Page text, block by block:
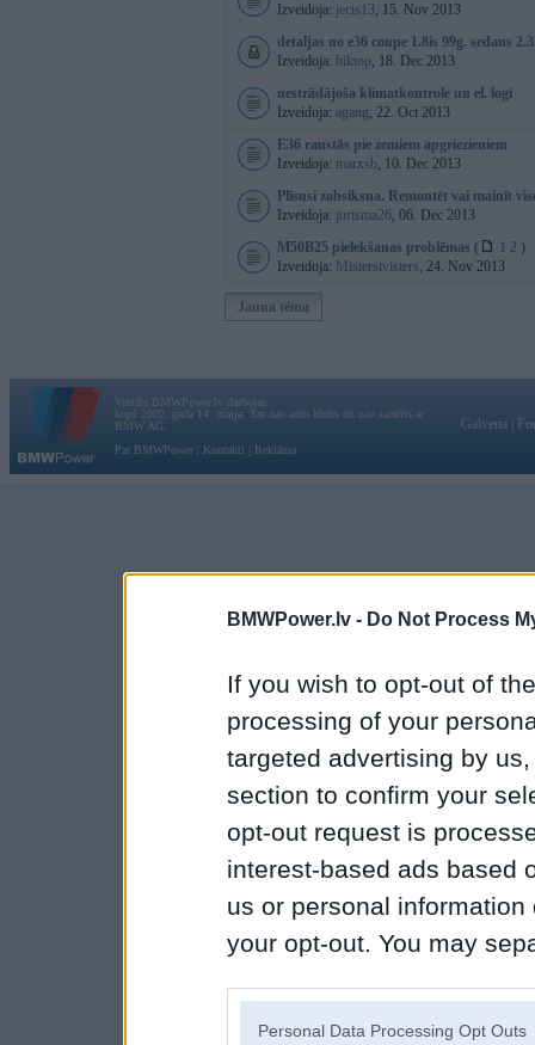
BMWPower.lv - Do Not Process
If you wish to opt-out of
processing of your
targeted advertising by
section to confirm your
opt-out request is
interest-based ads based
us or personal
your opt-out. You may
Personal Data Processing Opt Outs
Izveidoja: jecis13, 15. Nov 2013
detaljas no e36 coupe 1.8is 99g. sedans
Izveidoja: biktop, 18. Dec 2013
nestrādājoša klimatkontrole un el. logi
Izveidoja: agang, 22. Oct 2013
E36 raustās pie zemiem apgriezieniem
Izveidoja: marxsb, 10. Dec 2013
Plīsusi zobsiksna. Remontēt vai mainīt
Izveidoja: jurisma26, 06. Dec 2013
M50B25 pielekšanas problēmas ( 1 2 )
Izveidoja: Misterstvisters, 24. Nov 2013
Jauna tēma
Vortāls BMWPower.lv darbojas
kopš 2002. gada 14. maija. Tas nav auto klubs un nav saistīts ar
BMW AG.
Par BMWPower
Kontakti Reklāma
Galvena